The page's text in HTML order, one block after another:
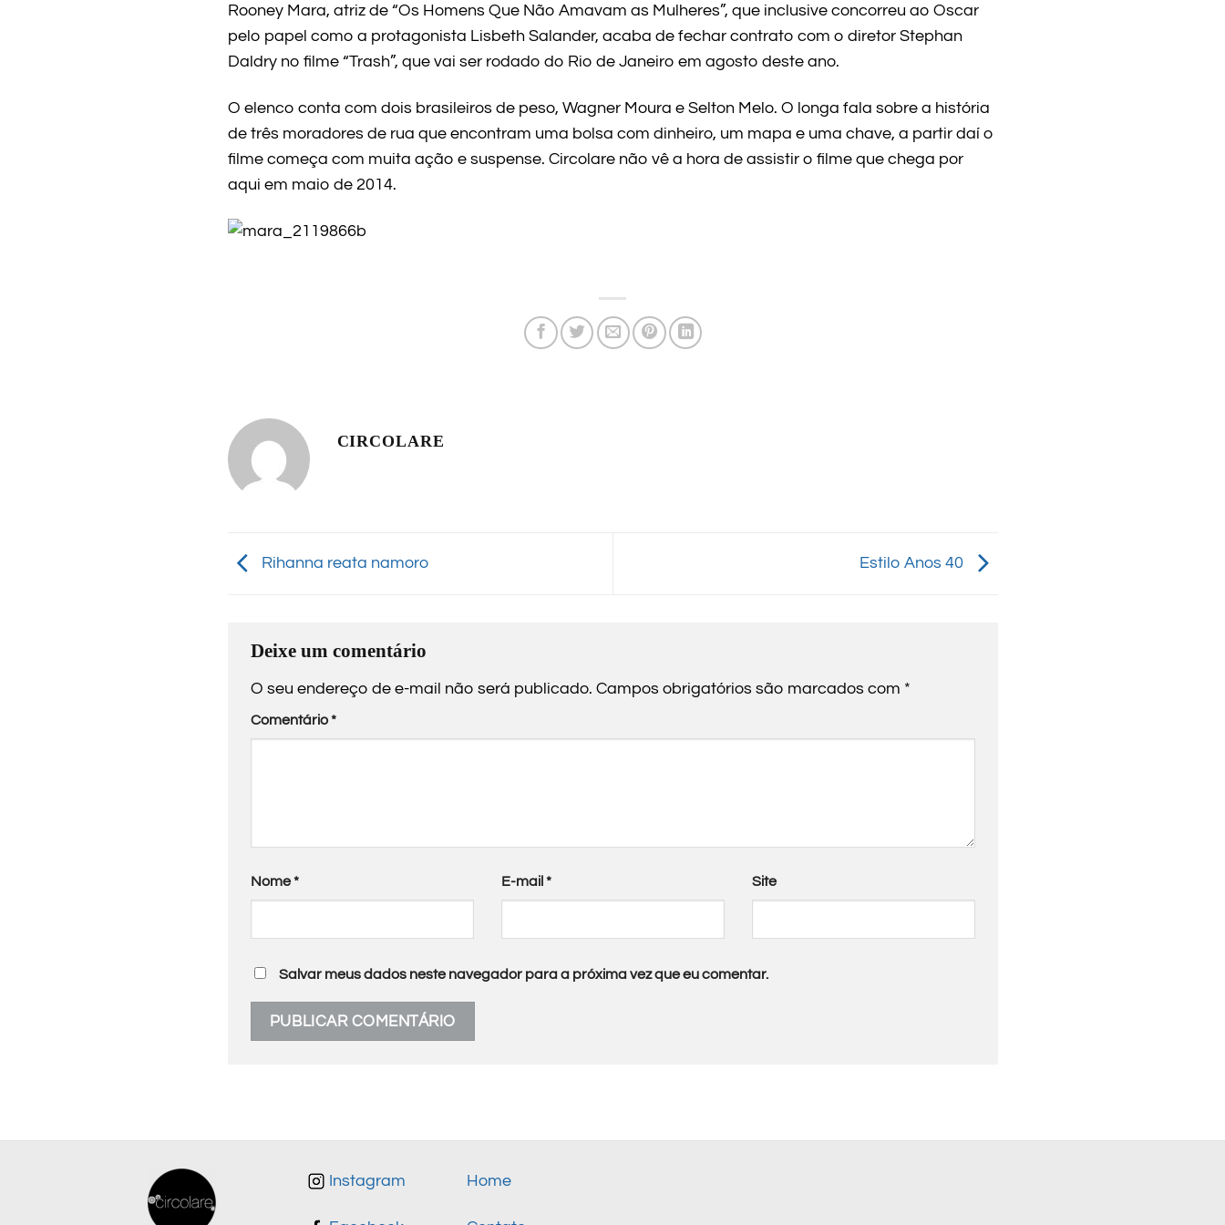
Rooney Mara, atriz de “Os Homens Que Não Amavam as Mulheres”, que inclusive concorreu ao Oscar
pelo papel como a protagonista Lisbeth Salander, acaba de fechar contrato com o diretor Stephan
Daldry no filme “Trash”, que vai ser rodado do Rio de Janeiro em agosto deste ano.
O elenco conta com dois brasileiros de peso, Wagner Moura e Selton Melo. O longa fala sobre a história
de três moradores de rua que encontram uma bolsa com dinheiro, um mapa e uma chave, a partir daí o
filme começa com muita ação e suspense. Circolare não vê a hora de assistir o filme que chega por
aqui em maio de 2014.
CIRCOLARE
Rihanna reata namoro Estilo Anos 40
Deixe um comentário
O seu endereço de e-mail não será publicado. Campos obrigatórios são marcados com *
Comentário*
Nome* E-mail * Site
Salvar meus dados neste navegador para a próxima vez que eu comentar.
Instagram Home